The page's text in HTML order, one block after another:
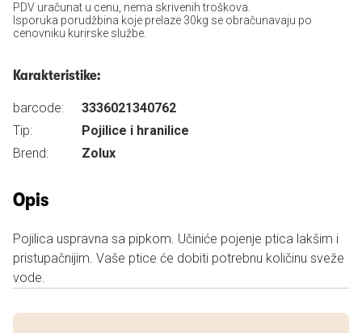
PDV uračunat u cenu, nema skrivenih troškova.
Isporuka porudžbina koje prelaze 30kg se obračunavaju po
cenovniku kurirske službe.
Karakteristike:
barcode:
3336021340762
Tip:
Pojilice i hranilice
Brend:
Zolux
Opis
Pojilica uspravna sa pipkom. Učiniće pojenje ptica lakšim i
pristupačnijim. Vaše ptice će dobiti potrebnu količinu sveže
vode.